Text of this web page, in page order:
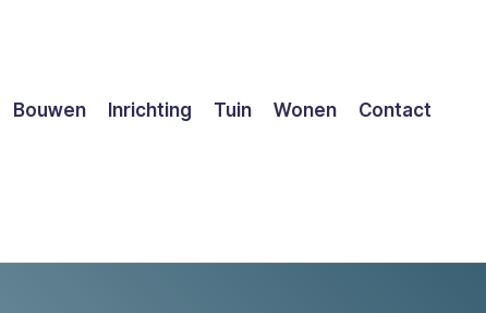
Bouwen Inrichting Tuin Wonen Contact